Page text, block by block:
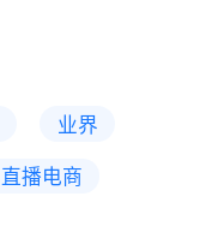
业界
直播电商